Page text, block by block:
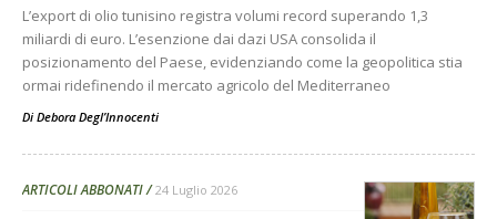
L’export di olio tunisino registra volumi record superando 1,3
miliardi di euro. L’esenzione dai dazi USA consolida il
posizionamento del Paese, evidenziando come la geopolitica stia
ormai ridefinendo il mercato agricolo del Mediterraneo
Di Debora Degl’Innocenti
ARTICOLI ABBONATI 24 Luglio 2026